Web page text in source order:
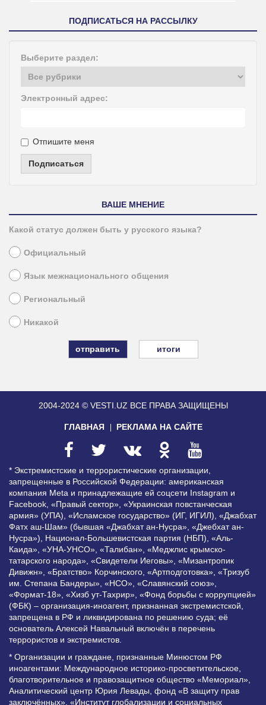
ПОДПИСАТЬСЯ НА РАССЫЛКУ
Выберите раздел:
Электронный адрес:
Отпишите меня
Подписаться
ВАШЕ МНЕНИЕ
Какой статус должен быть у русского языка?
Официальный
Язык межнационального общения
Региональный
Никакой
итоги
2004-2024 © VESTI.UZ ВСЕ ПРАВА ЗАЩИЩЕНЫ
ГЛАВНАЯ РЕКЛАМА НА САЙТЕ
* Экстремистские и террористические организации,
запрещенные в Российской Федерации: американская
компания Meta и принадлежащие ей соцсети Instagram и
Facebook, «Правый сектор», «Украинская повстанческая
армия» (УПА), «Исламское государство» (ИГ, ИГИЛ), «Джабхат
Фатх аш-Шам» (бывшая «Джабхат ан-Нусра», «Джебхат ан-
Нусра»), Национал-Большевистская партия (НБП), «Аль-
Каида», «УНА-УНСО», «Талибан», «Меджлис крымско-
татарского народа», «Свидетели Иеговы», «Мизантропик
Дивижн», «Братство» Корчинского, «Артподготовка», «Тризуб
им. Степана Бандеры», «НСО», «Славянский союз»,
«Формат-18», «Хизб ут-Тахрир», «Фонд борьбы с коррупцией»
(ФБК) – организация-иноагент, признанная экстремистской,
запрещена в РФ и ликвидирована по решению суда; её
основатель Алексей Навальный включён в перечень
террористов и экстремистов.
* Организации и граждане, признанные Минюстом РФ
иноагентами: Международное историко-просветительское,
благотворительное и правозащитное общество «Мемориал»,
Аналитический центр Юрия Левады, фонд «В защиту прав
заключённых», «Институт глобализации и социальных